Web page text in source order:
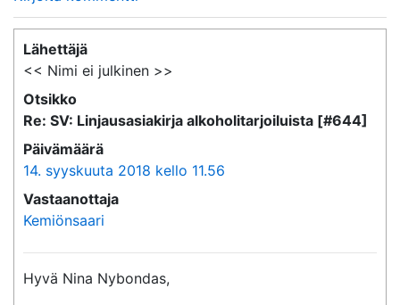
Lähettäjä
<< Nimi ei julkinen >>
Otsikko
Re: SV: Linjausasiakirja alkoholitarjoiluista [#644]
Päivämäärä
14. syyskuuta 2018 kello 11.56
Vastaanottaja
Kemiönsaari
Hyvä Nina Nybondas,